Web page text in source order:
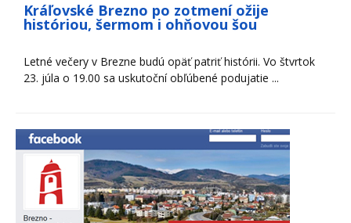
Kráľovské Brezno po zotmení ožije
históriou, šermom i ohňovou šou
Letné večery v Brezne budú opäť patriť histórii. Vo štvrtok
23. júla o 19.00 sa uskutoční obľúbené podujatie ...